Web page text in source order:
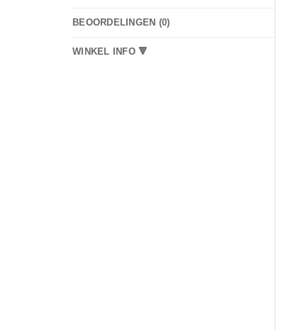
BEOORDELINGEN (0)
WINKEL INFO 🔻